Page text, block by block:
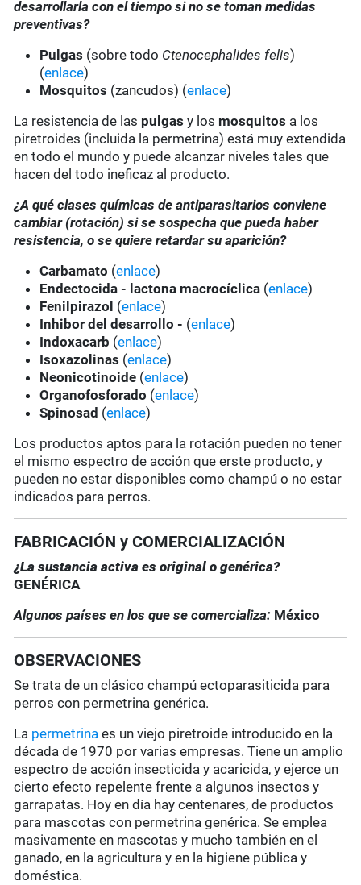
desarrollarla con el tiempo si no se toman medidas
preventivas?
Pulgas (sobre todo Ctenocephalides felis)
(enlace)
Mosquitos (zancudos) (enlace)
La resistencia de las pulgas y los mosquitos a los
piretroides (incluida la permetrina) está muy extendida
en todo el mundo y puede alcanzar niveles tales que
hacen del todo ineficaz al producto.
¿A qué clases químicas de antiparasitarios conviene
cambiar (rotación) si se sospecha que pueda haber
resistencia, o se quiere retardar su aparición?
Carbamato (enlace)
Endectocida - lactona macrocíclica (enlace)
Fenilpirazol (enlace)
Inhibor del desarrollo - (enlace)
Indoxacarb (enlace)
Isoxazolinas (enlace)
Neonicotinoide (enlace)
Organofosforado (enlace)
Spinosad (enlace)
Los productos aptos para la rotación pueden no tener
el mismo espectro de acción que erste producto, y
pueden no estar disponibles como champú o no estar
indicados para perros.
FABRICACIÓN y COMERCIALIZACIÓN
¿La sustancia activa es original o genérica?
GENÉRICA
Algunos países en los que se comercializa: México
OBSERVACIONES
Se trata de un clásico champú ectoparasiticida para
perros con permetrina genérica.
La permetrina es un viejo piretroide introducido en la
década de 1970 por varias empresas. Tiene un amplio
espectro de acción insecticida y acaricida, y ejerce un
cierto efecto repelente frente a algunos insectos y
garrapatas. Hoy en día hay centenares, de productos
para mascotas con permetrina genérica. Se emplea
masivamente en mascotas y mucho también en el
ganado, en la agricultura y en la higiene pública y
doméstica.